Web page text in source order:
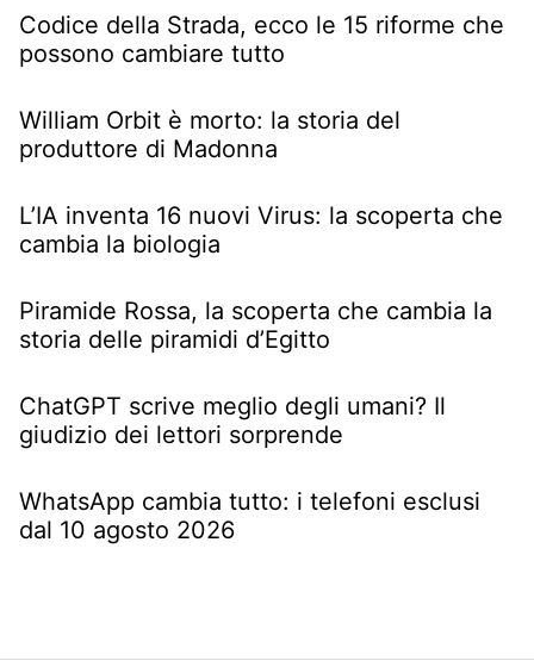
Codice della Strada, ecco le 15 riforme che
possono cambiare tutto
William Orbit è morto: la storia del
produttore di Madonna
L’IA inventa 16 nuovi Virus: la scoperta che
cambia la biologia
Piramide Rossa, la scoperta che cambia la
storia delle piramidi d’Egitto
ChatGPT scrive meglio degli umani? Il
giudizio dei lettori sorprende
WhatsApp cambia tutto: i telefoni esclusi
dal 10 agosto 2026